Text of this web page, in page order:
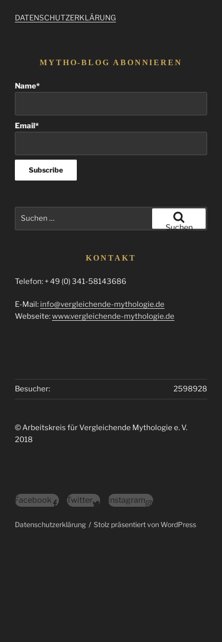
DATENSCHUTZERKLÄRUNG
MYTHO-BLOG ABONNIEREN
Name*
Email*
Suchen
KONTAKT
Telefon: + 49 (0) 341-58143686
E-Mail: info@vergleichende-mythologie.de
Webseite:www.vergleichende-mythologie.de
2598928
Besucher:
© Arbeitskreis für Vergleichende Mythologie e. V.
2018
Facebook Twitter Instagram
Datenschutzerklärung Stolz präsentiert von WordPress